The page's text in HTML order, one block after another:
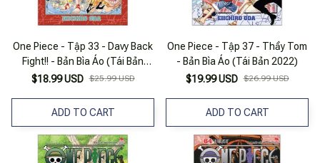
One Piece - Tập 33 - Davy Back
Fight!! - Bản Bìa Áo (Tái Bản
2025)
$18.99 USD $25.99 USD
ADD TO CART
One Piece - Tập 37 - Thầy Tom
- Bản Bìa Áo (Tái Bản 2022)
$19.99 USD $26.99 USD
ADD TO CART